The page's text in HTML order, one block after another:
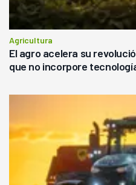
Agricultura
El agro acelera su
que no incorpore